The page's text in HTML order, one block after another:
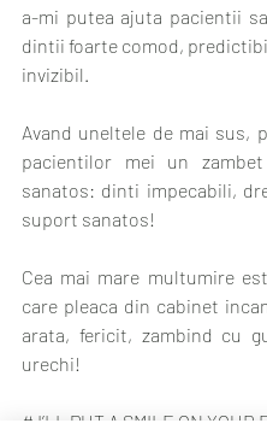
a-mi putea ajuta pacientii
dintii foarte comod,
invizibil.
Avand uneltele de mai sus,
pacientilor mei un
sanatos: dinti impecabili,
suport sanatos!
Cea mai mare multumire
care pleaca din cabinet
arata, fericit, zambind cu
urechi!
# I’LL PUT A SMILE ON YOUR